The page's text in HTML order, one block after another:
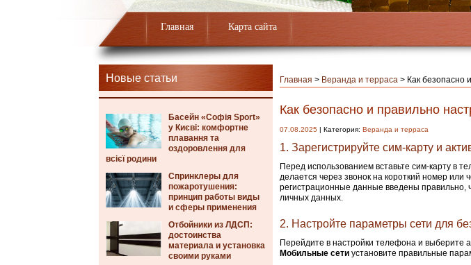
Главная Карта сайта
Новые статьи
Басейн «Софія Sport»
у Києві: комфортне
плавання та
оздоровлення для
всієї родини
Спринклеры для
пожаротушения:
принцип работы виды
и сферы применения
Отбойники из ЛДСП:
достоинства
материала и установка
своими руками
Главная > Веранда и терраса > Как безопасно
Как безопасно и правильно
07.08.2025 | Категория: Веранда и терраса
1. Зарегистрируйте сим-карту и
Перед использованием вставьте сим-карту в
делается через звонок на короткий номер
регистрационные данные введены
личных данных.
2. Настройте параметры сети для
Перейдите в настройки телефона и выберите
Мобильные сети установите правильные